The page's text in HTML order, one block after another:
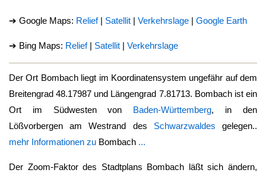
➔ Google Maps: Relief| Satellit | Verkehrslage | Google Earth
➔ Bing Maps: Relief| Satellit | Verkehrslage
Der Ort Bombachliegt im Koordinatensystem ungefähr auf dem
Breitengrad 48.17987 und Längengrad 7.81713. Bombachist ein
Ort im Südwesten von Baden-Württemberg, in den
Lößvorbergen am Westrand des Schwarzwaldes gelegen..
mehr Informationen zu Bombach ...
Der Zoom-Faktor des Stadtplans Bombach läßt sich ändern,